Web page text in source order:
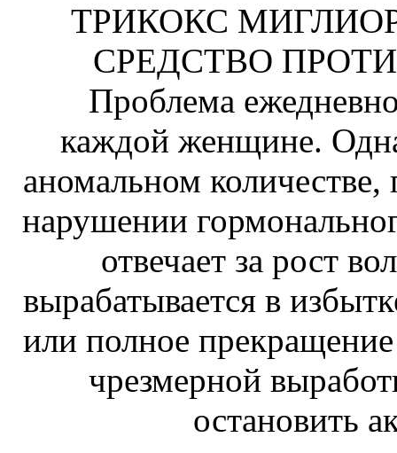
ТРИКОКС
СРЕДСТВО
Проблема
каждой женщине.
аномальном количестве,
нарушении
отвечает за рост
вырабатывается в
или полное
чрезмерной
остановить